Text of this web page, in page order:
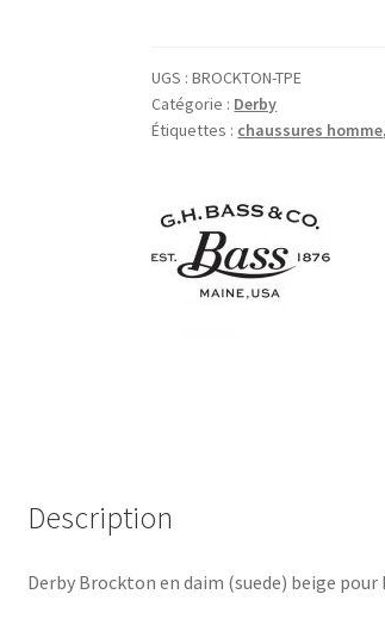
UGS :BROCKTON-TPE
Catégorie : Derby
Étiquettes : chaussures homme,
Description
Derby Brockton en daim (suede) beige